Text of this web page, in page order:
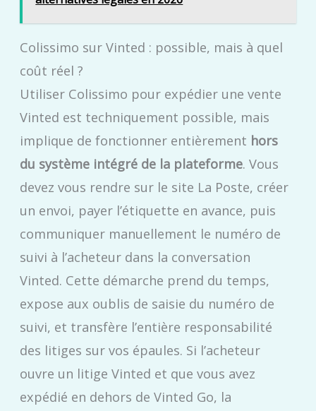
Colissimo sur Vinted : possible, mais à quel
coût réel ?
Utiliser Colissimo pour expédier une vente
Vinted est techniquement possible, mais
implique de fonctionner entièrement hors
du système intégré de la plateforme. Vous
devez vous rendre sur le site La Poste, créer
un envoi, payer l’étiquette en avance, puis
communiquer manuellement le numéro de
suivi à l’acheteur dans la conversation
Vinted. Cette démarche prend du temps,
expose aux oublis de saisie du numéro de
suivi, et transfère l’entière responsabilité
des litiges sur vos épaules. Si l’acheteur
ouvre un litige Vinted et que vous avez
expédié en dehors de Vinted Go, la